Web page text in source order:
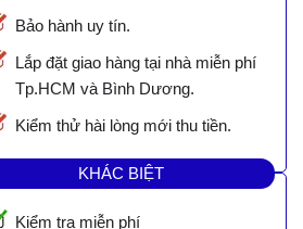
Bảo hành uy tín.
Lắp đặt giao hàng tại nhà miễn phí
Tp.HCM và Bình Dương.
Kiểm thử hài lòng mới thu tiền.
KHÁC BIỆT
Kiểm tra miễn phí